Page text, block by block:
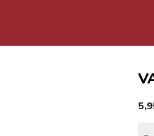
Kruidenmixen zonder